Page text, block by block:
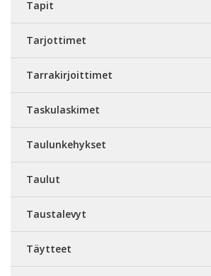
Tapit
Tarjottimet
Tarrakirjoittimet
Taskulaskimet
Taulunkehykset
Taulut
Taustalevyt
Täytteet